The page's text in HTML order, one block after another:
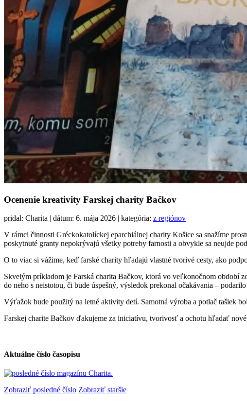
Ocenenie kreativity Farskej charity Bačkov
pridal: Charita | dátum: 6. mája 2026 | kategória: z regiónov
V rámci činnosti Gréckokatolíckej eparchiálnej charity Košice sa snažíme
poskytnuté granty nepokrývajú všetky potreby farnosti a obvykle sa neujde
O to viac si vážime, keď farské charity hľadajú vlastné tvorivé cesty, ako
Skvelým príkladom je Farská charita Bačkov, ktorá vo veľkonočnom období
do neho s neistotou, či bude úspešný, výsledok prekonal očakávania –
Výťažok bude použitý na letné aktivity detí. Samotná výroba a potlač tašiek
Farskej charite Bačkov ďakujeme za iniciatívu, tvorivosť a ochotu hľadať
Aktuálne číslo časopisu
Zobraziť posledné číslo Zobraziť staršie